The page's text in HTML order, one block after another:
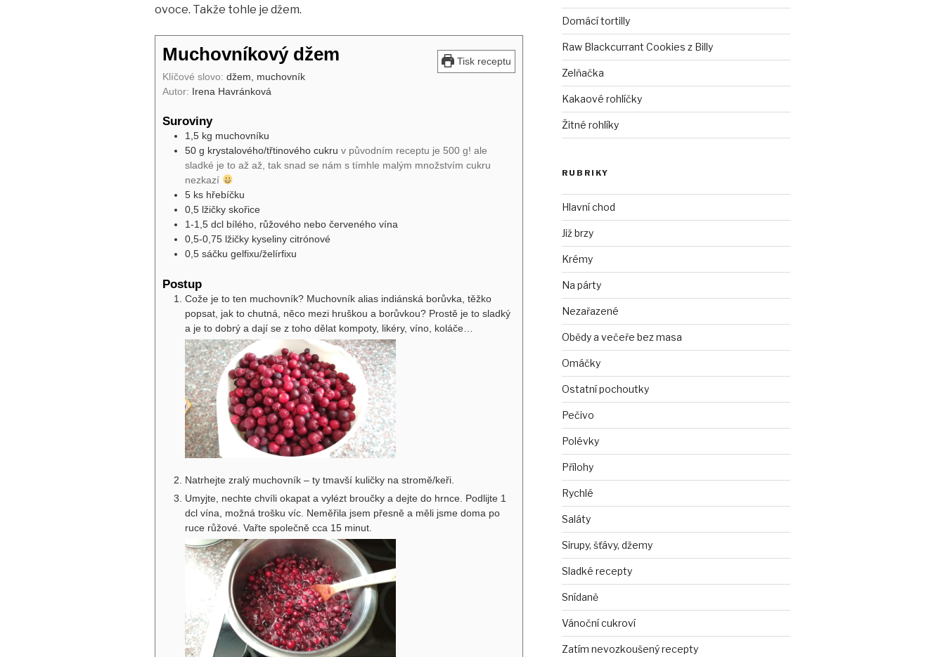
ovoce. Takže tohle je džem.
Tisk receptu
Muchovníkový džem
Klíčové slovo: džem, muchovník
Autor: Irena Havránková
Suroviny
1,5 kg muchovníku
50 g krystalového/třtinového cukru v původním receptu je 500 g! ale
sladké je to až až, tak snad se nám s tímhle malým množstvím cukru
nezkazí
5 ks hřebíčku
0,5 lžičky skořice
1-1,5 dcl bílého, růžového nebo červeného vína
0,5-0,75 lžičky kyseliny citrónové
0,5 sáčku gelfixu/želírfixu
Postup
Cože je to ten muchovník? Muchovník alias indiánská borůvka, těžko
popsat, jak to chutná, něco mezi hruškou a borůvkou? Prostě je to sladký
a je to dobrý a dají se z toho dělat kompoty, likéry, víno, koláče…
Natrhejte zralý muchovník – ty tmavší kuličky na stromě/keři.
Umyjte, nechte chvíli okapat a vylézt broučky a dejte do hrnce. Podlijte 1
dcl vína, možná trošku víc. Neměřila jsem přesně a měli jsme doma po
ruce růžové. Vařte společně cca 15 minut.
Domácí tortilly
Raw Blackcurrant Cookies z Billy
Zelňačka
Kakaové rohlíčky
Žitné rohlíky
RUBRIKY
Hlavní chod
Již brzy
Krémy
Na párty
Nezařazené
Obědy a večeře bez masa
Omáčky
Ostatní pochoutky
Pečivo
Polévky
Přílohy
Rychlé
Saláty
Sirupy, šťávy, džemy
Sladké recepty
Snídaně
Vánoční cukroví
Zatím nevozkoušený recepty